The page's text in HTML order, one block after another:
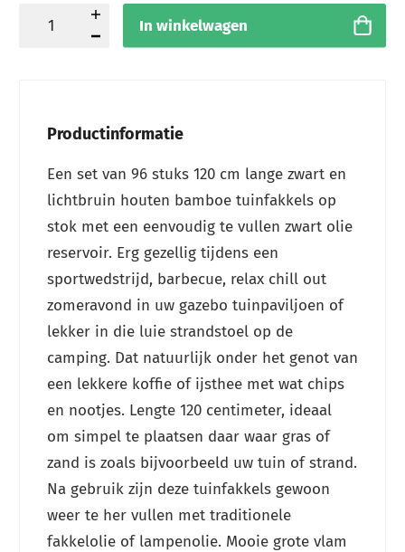
In winkelwagen
Productinformatie
Een set van 96 stuks 120 cm lange zwart en
lichtbruin houten bamboe tuinfakkels op
stok met een eenvoudig te vullen zwart olie
reservoir. Erg gezellig tijdens een
sportwedstrijd, barbecue, relax chill out
zomeravond in uw gazebo tuinpaviljoen of
lekker in die luie strandstoel op de
camping. Dat natuurlijk onder het genot van
een lekkere koffie of ijsthee met wat chips
en nootjes. Lengte 120 centimeter, ideaal
om simpel te plaatsen daar waar gras of
zand is zoals bijvoorbeeld uw tuin of strand.
Na gebruik zijn deze tuinfakkels gewoon
weer te her vullen met traditionele
fakkelolie of lampenolie. Mooie grote vlam